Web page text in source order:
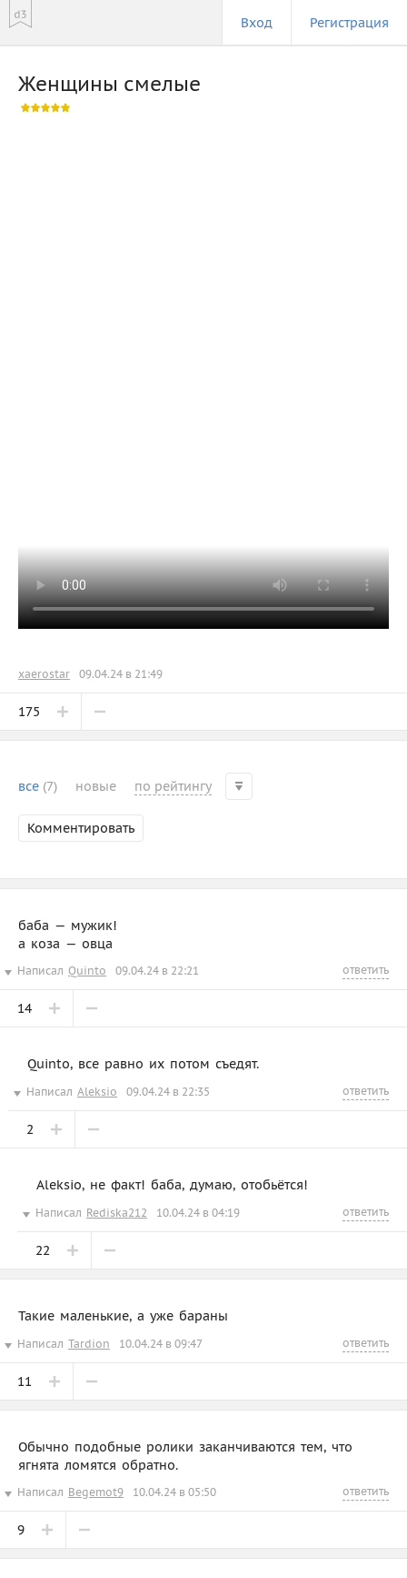
Вход Регистрация
Женщины смелые
xaerostar 09.04.24 в 21:49
175
все (7) новые по рейтингу
Комментировать
баба — мужик!
а коза — овца
Написал Quinto 09.04.24 в 22:21 ответить
14
Quinto, все равно их потом съедят.
Написал Aleksio 09.04.24 в 22:35 ответить
2
Aleksio, не факт! баба, думаю, отобьётся!
Написал Rediska212 10.04.24 в 04:19 ответить
22
Такие маленькие, а уже бараны
Написал Tardion 10.04.24 в 09:47 ответить
11
Обычно подобные ролики заканчиваются тем, что
ягнята ломятся обратно.
Написал Begemot9 10.04.24 в 05:50 ответить
9